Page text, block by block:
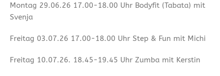
Montag 29.06.26 17.00-18.00 Uhr Bodyfit (Tabata) mit
Svenja
Freitag 03.07.26 17.00-18.00 Uhr Step & Fun mit Michi
Freitag 10.07.26. 18.45-19.45 Uhr Zumba mit Kerstin